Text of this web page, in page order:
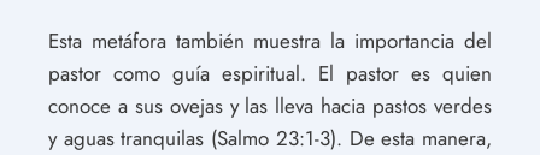
Esta metáfora también muestra la importancia del
pastor como guía espiritual. El pastor es quien
conoce a sus ovejas y las lleva hacia pastos verdes
y aguas tranquilas (Salmo 23:1-3). De esta manera,